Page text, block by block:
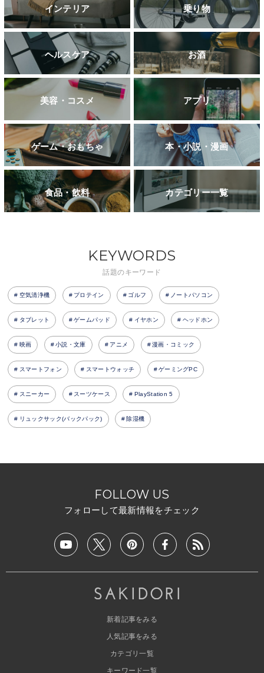
インテリア 乗り物
ヘルスケア お酒
美容・コスメ アプリ
ゲーム・おもちゃ 本・小説・漫画
食品・飲料 カテゴリー一覧
KEYWORDS
話題のキーワード
空気清浄機 プロテイン ゴルフ ノートパソコン
タブレット ゲームパッド イヤホン ヘッドホン
映画 小説・文庫 アニメ 漫画・コミック
スマートフォン スマートウォッチ ゲーミングPC
スニーカー スーツケース PlayStation 5
リュックサック(バックパック) 除湿機
FOLLOW US
フォローして最新情報をチェック
新着記事をみる
人気記事をみる
カテゴリ一覧
キーワード一覧